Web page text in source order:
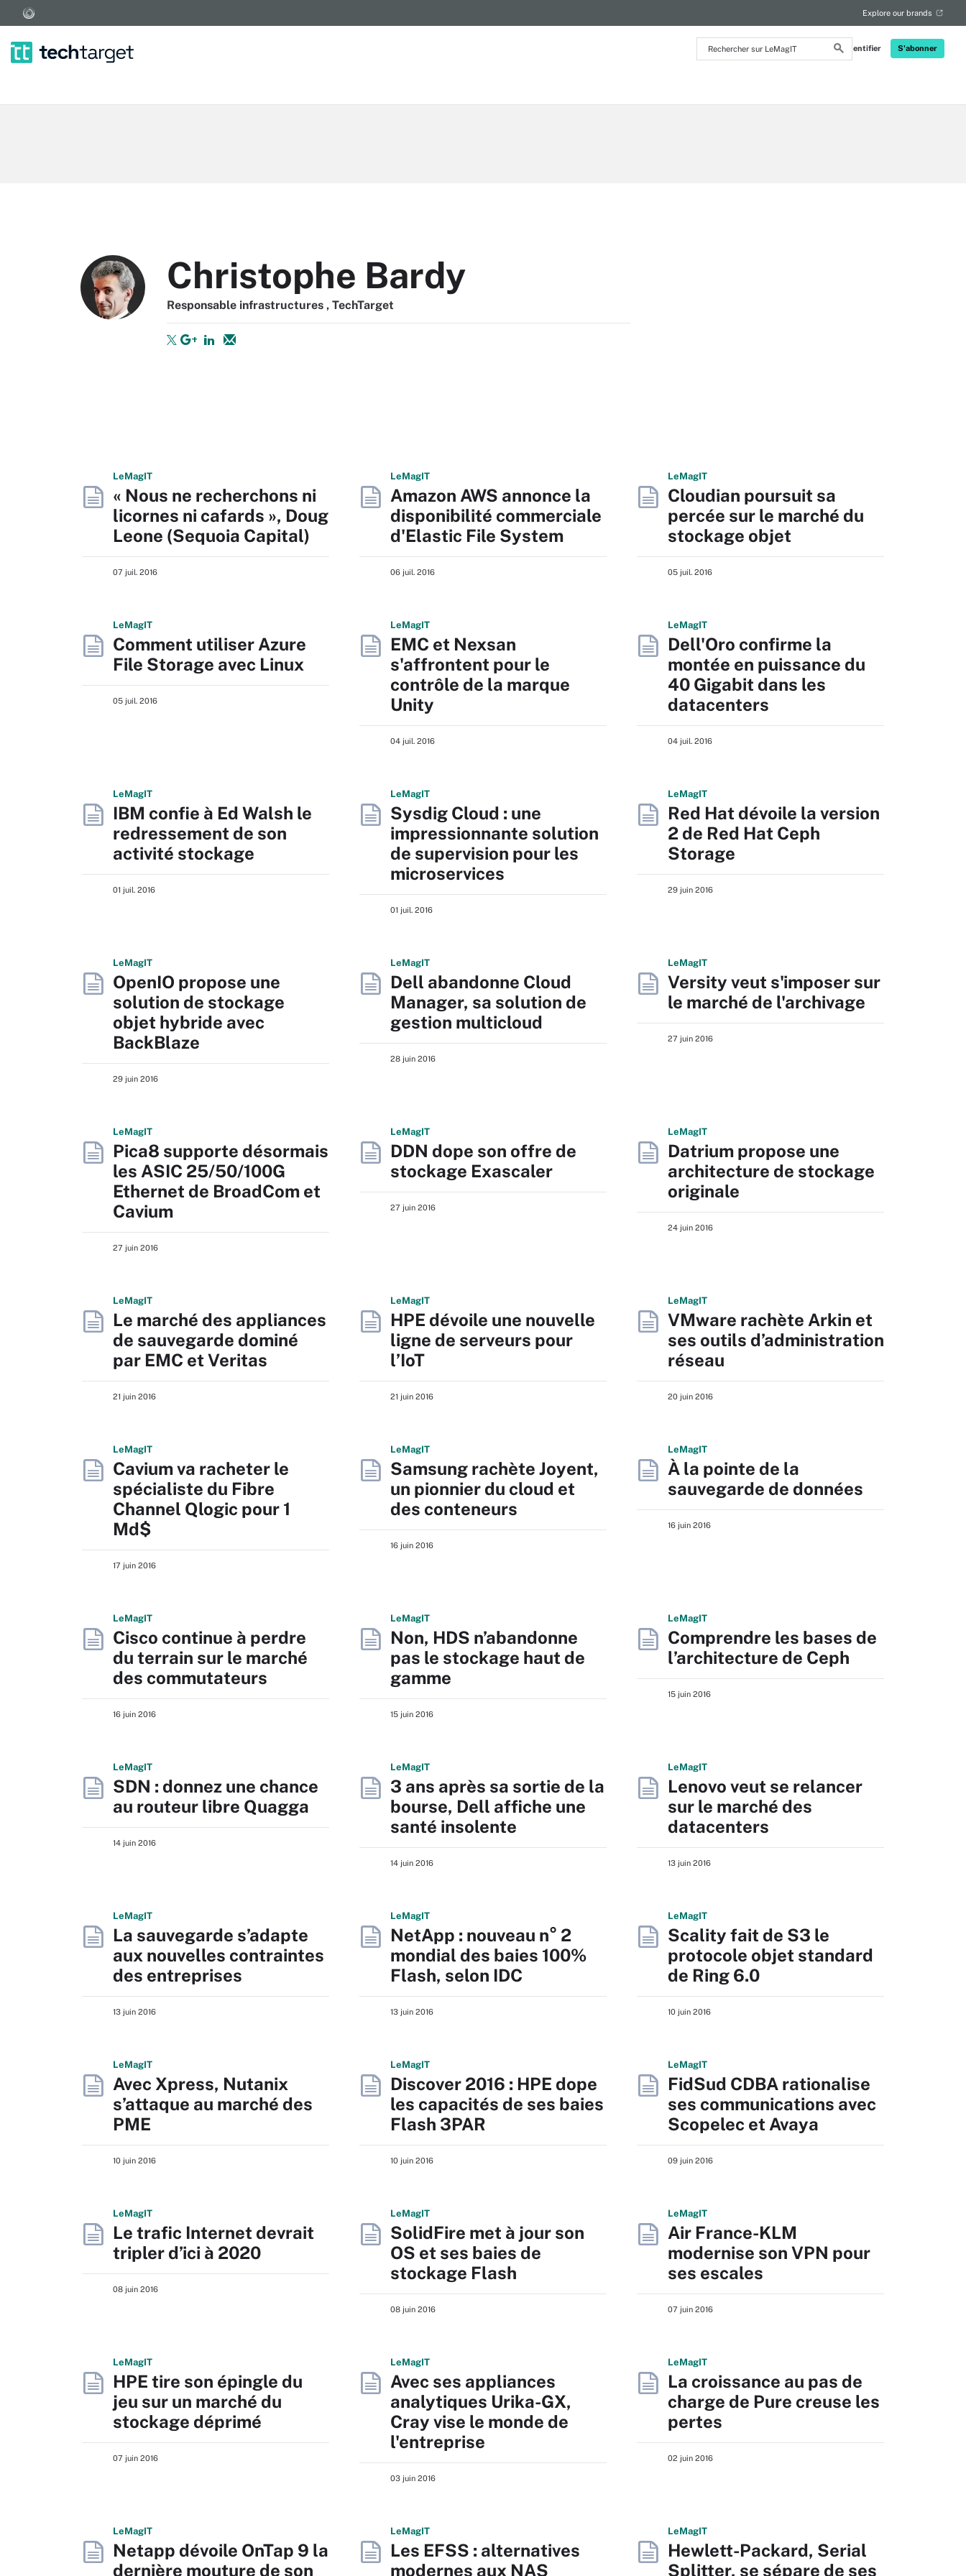
Rechercher
sur
S'identifier S'abonner
Explore our brands
Christophe Bardy
Responsable infrastructures , TechTarget
LeMagIT
« Nous ne recherchons ni
licornes ni cafards », Doug
Leone (Sequoia Capital)
07 juil. 2016
LeMagIT
Amazon AWS annonce la
disponibilité commerciale
d'Elastic File System
06 juil. 2016
LeMagIT
Cloudian poursuit sa
percée sur le marché du
stockage objet
05 juil. 2016
LeMagIT
Comment utiliser Azure
File Storage avec Linux
05 juil. 2016
LeMagIT
EMC et Nexsan
s'affrontent pour le
contrôle de la marque
Unity
04 juil. 2016
LeMagIT
Dell'Oro confirme la
montée en puissance du
40 Gigabit dans les
datacenters
04 juil. 2016
LeMagIT
IBM confie à Ed Walsh le
redressement de son
activité stockage
01 juil. 2016
LeMagIT
Sysdig Cloud : une
impressionnante solution
de supervision pour les
microservices
01 juil. 2016
LeMagIT
Red Hat dévoile la version
2 de Red Hat Ceph
Storage
29 juin 2016
LeMagIT
OpenIO propose une
solution de stockage
objet hybride avec
BackBlaze
29 juin 2016
LeMagIT
Dell abandonne Cloud
Manager, sa solution de
gestion multicloud
28 juin 2016
LeMagIT
Versity veut s'imposer sur
le marché de l'archivage
27 juin 2016
LeMagIT
Pica8 supporte désormais
les ASIC 25/50/100G
Ethernet de BroadCom et
Cavium
27 juin 2016
LeMagIT
DDN dope son offre de
stockage Exascaler
27 juin 2016
LeMagIT
Datrium propose une
architecture de stockage
originale
24 juin 2016
LeMagIT
Le marché des appliances
de sauvegarde dominé
par EMC et Veritas
21 juin 2016
LeMagIT
HPE dévoile une nouvelle
ligne de serveurs pour
l’IoT
21 juin 2016
LeMagIT
VMware rachète Arkin et
ses outils d’administration
réseau
20 juin 2016
LeMagIT
Cavium va racheter le
spécialiste du Fibre
Channel Qlogic pour 1
Md$
17 juin 2016
LeMagIT
Samsung rachète Joyent,
un pionnier du cloud et
des conteneurs
16 juin 2016
LeMagIT
À la pointe de la
sauvegarde de données
16 juin 2016
LeMagIT
Cisco continue à perdre
du terrain sur le marché
des commutateurs
16 juin 2016
LeMagIT
Non, HDS n’abandonne
pas le stockage haut de
gamme
15 juin 2016
LeMagIT
Comprendre les bases de
l’architecture de Ceph
15 juin 2016
LeMagIT
SDN : donnez une chance
au routeur libre Quagga
14 juin 2016
LeMagIT
3 ans après sa sortie de la
bourse, Dell affiche une
santé insolente
14 juin 2016
LeMagIT
Lenovo veut se relancer
sur le marché des
datacenters
13 juin 2016
LeMagIT
La sauvegarde s’adapte
aux nouvelles contraintes
des entreprises
13 juin 2016
LeMagIT
NetApp : nouveau n° 2
mondial des baies 100%
Flash, selon IDC
13 juin 2016
LeMagIT
Scality fait de S3 le
protocole objet standard
de Ring 6.0
10 juin 2016
LeMagIT
Avec Xpress, Nutanix
s’attaque au marché des
PME
10 juin 2016
LeMagIT
Discover 2016 : HPE dope
les capacités de ses baies
Flash 3PAR
10 juin 2016
LeMagIT
FidSud CDBA rationalise
ses communications avec
Scopelec et Avaya
09 juin 2016
LeMagIT
Le trafic Internet devrait
tripler d’ici à 2020
08 juin 2016
LeMagIT
SolidFire met à jour son
OS et ses baies de
stockage Flash
08 juin 2016
LeMagIT
Air France-KLM
modernise son VPN pour
ses escales
07 juin 2016
LeMagIT
HPE tire son épingle du
jeu sur un marché du
stockage déprimé
07 juin 2016
LeMagIT
Avec ses appliances
analytiques Urika-GX,
Cray vise le monde de
l'entreprise
03 juin 2016
LeMagIT
La croissance au pas de
charge de Pure creuse les
pertes
02 juin 2016
LeMagIT
Netapp dévoile OnTap 9 la
dernière mouture de son
LeMagIT
Les EFSS : alternatives
modernes aux NAS
LeMagIT
Hewlett-Packard, Serial
Splitter, se sépare de ses